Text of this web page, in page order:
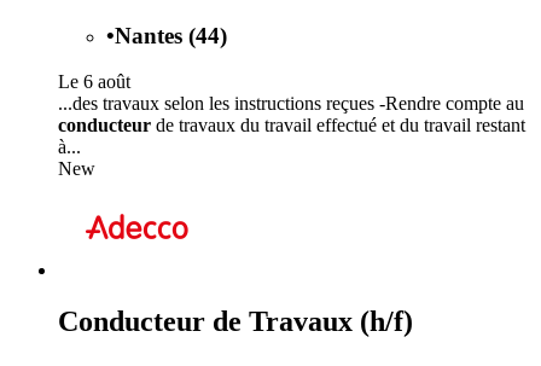
•Nantes (44)
Le 6 août
...des travaux selon les instructions reçues -Rendre compte au
conducteur de travaux du travail effectué et du travail restant
à...
New
Conducteur de Travaux (h/f)